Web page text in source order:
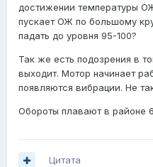
достижении температуры
пускает ОЖ по большому
падать до уровня 95-100?
Так же есть подозрения в
выходит. Мотор начинает
появляются вибрации. Не
Обороты плавают в районе
Цитата